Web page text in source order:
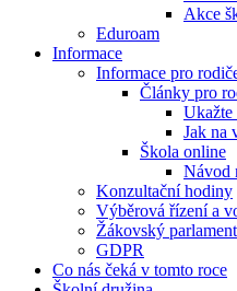
Akce
Eduroam
Informace
Informace pro
Články pro
Ukažte
Jak na
Škola online
Návod
Konzultační hodiny
Výběrová řízení a
Žákovský parlament
GDPR
Co nás čeká v tomto roce